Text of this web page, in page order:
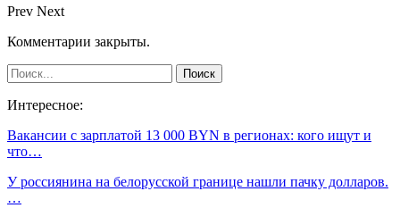
Prev Next
Комментарии закрыты.
Интересное:
Вакансии с зарплатой 13 000 BYN в регионах: кого ищут и
что…
У россиянина на белорусской границе нашли пачку долларов.
…